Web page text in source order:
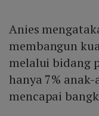
Anies
membangun
melalui bidang
hanya 7%
mencapai